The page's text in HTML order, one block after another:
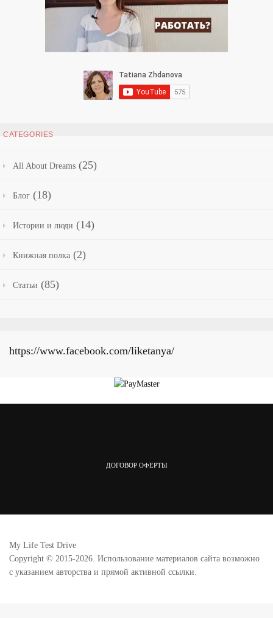
CATEGORIES
All About Dreams (25)
Блог (18)
Истории и люди (14)
Книжная полка (2)
Статьи (85)
https://www.facebook.com/liketanya/
ДОГОВОР ОФЕРТЫ
My Life Test Drive
Copyright © 2015-2026. Использование материалов сайта возможно
с указанием авторства и прямой активной ссылки.